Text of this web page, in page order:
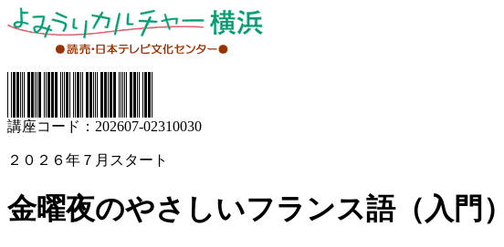
講座コード：202607-02310030
２０２６年７月スタート
金曜夜のやさしいフランス語（入門）